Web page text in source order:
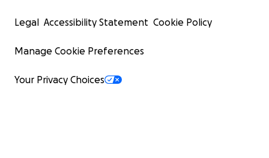
Legal Accessibility Statement Cookie Policy
Manage Cookie Preferences
Your Privacy Choices